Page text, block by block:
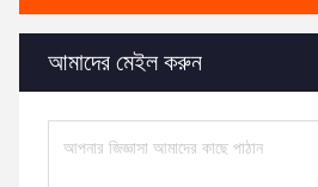
আমাদের মেইল করুন